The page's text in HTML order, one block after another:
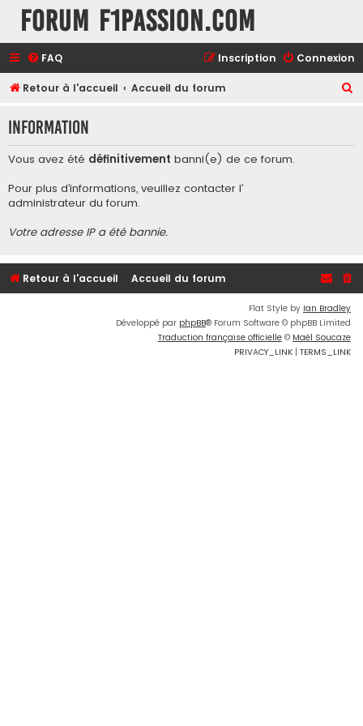
Forum F1Passion.com
FAQ Connexion
Inscription
Retour à l'accueil Accueil du forum
h
Information
Vous avez été définitivement banni(e) de ce forum.
Pour plus d’informations, veuillez contacter l’
administrateur du forum.
Votre adresse IP a été bannie.
Retour à l'accueil Accueil du forum
Flat Style by Ian Bradley
Développé par phpBB® Forum Software © phpBB Limited
Traduction française officielle © Maël Soucaze
PRIVACY_LINK | TERMS_LINK